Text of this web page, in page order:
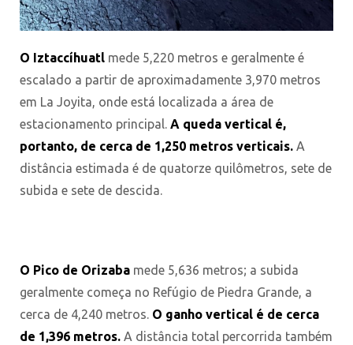
O Iztaccíhuatl mede 5,220 metros e geralmente é
escalado a partir de aproximadamente 3,970 metros
em La Joyita, onde está localizada a área de
estacionamento principal. A queda vertical é,
portanto, de cerca de 1,250 metros verticais. A
distância estimada é de quatorze quilômetros, sete de
subida e sete de descida.
O Pico de Orizaba mede 5,636 metros; a subida
geralmente começa no Refúgio de Piedra Grande, a
cerca de 4,240 metros. O ganho vertical é de cerca
de 1,396 metros. A distância total percorrida também